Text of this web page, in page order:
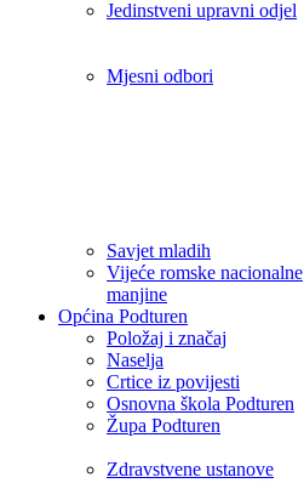
Jedinstveni upravni odjel
Mjesni odbori
Savjet mladih
Vijeće romske nacionalne
manjine
Općina Podturen
Položaj i značaj
Naselja
Crtice iz povijesti
Osnovna škola Podturen
Župa Podturen
Zdravstvene ustanove